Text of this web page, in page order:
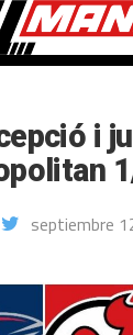
i
septiembre